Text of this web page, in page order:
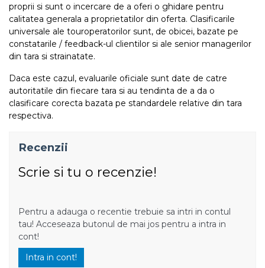
proprii si sunt o incercare de a oferi o ghidare pentru
calitatea generala a proprietatilor din oferta. Clasificarile
universale ale touroperatorilor sunt, de obicei, bazate pe
constatarile / feedback-ul clientilor si ale senior managerilor
din tara si strainatate.
Daca este cazul, evaluarile oficiale sunt date de catre
autoritatile din fiecare tara si au tendinta de a da o
clasificare corecta bazata pe standardele relative din tara
respectiva.
Recenzii
Scrie si tu o recenzie!
Pentru a adauga o recentie trebuie sa intri in contul
tau! Acceseaza butonul de mai jos pentru a intra in
cont!
Intra in cont!